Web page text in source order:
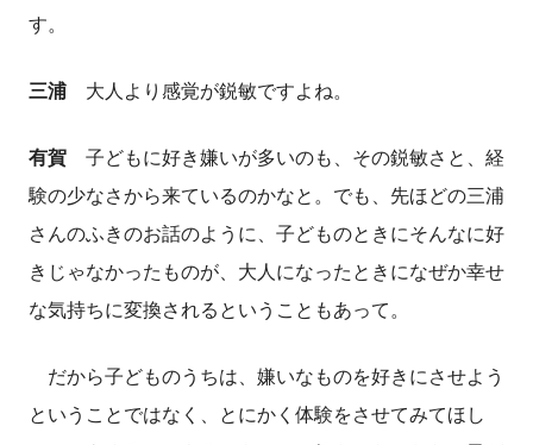
す。
三浦 大人より感覚が鋭敏ですよね。
有賀 子どもに好き嫌いが多いのも、その鋭敏さと、経
験の少なさから来ているのかなと。でも、先ほどの三浦
さんのふきのお話のように、子どものときにそんなに好
きじゃなかったものが、大人になったときになぜか幸せ
な気持ちに変換されるということもあって。
だから子どものうちは、嫌いなものを好きにさせよう
ということではなく、とにかく体験をさせてみてほし